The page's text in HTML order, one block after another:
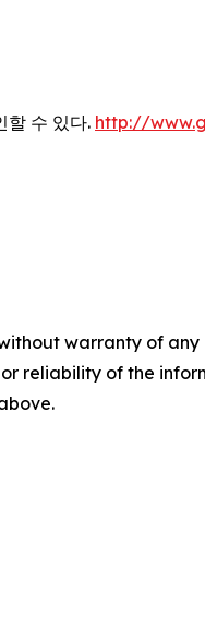
할 수 있다. http://
warranty of
reliability of the